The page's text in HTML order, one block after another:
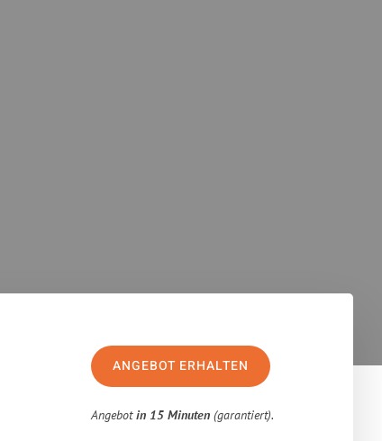
ANGEBOT ERHALTEN
Angebotin 15 Minuten (garantiert).